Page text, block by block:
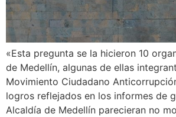
«Esta pregunta se la hicieron 10
de Medellín, algunas de ellas
Movimiento Ciudadano
logros reflejados en los informes de
Alcaldía de Medellín parecieran no